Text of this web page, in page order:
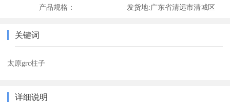
产品规格： 发货地:广东省清远市清城区
关键词
太原grc柱子
详细说明